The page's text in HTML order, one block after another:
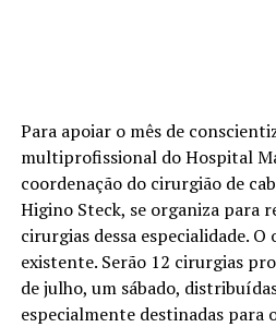
Para apoiar o mês de
multiprofissional do Hospital
coordenação do cirurgião de
Higino Steck, se organiza para
cirurgias dessa especialidade.
existente. Serão 12 cirurgias
de julho, um sábado,
especialmente destinadas para